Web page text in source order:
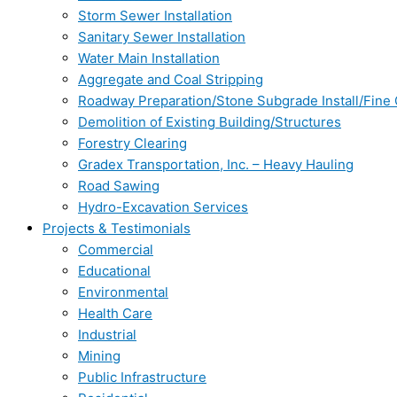
Storm Sewer Installation
Sanitary Sewer Installation
Water Main Installation
Aggregate and Coal Stripping
Roadway Preparation/Stone Subgrade Install/Fine
Demolition of Existing Building/Structures
Forestry Clearing
Gradex Transportation, Inc. – Heavy Hauling
Road Sawing
Hydro-Excavation Services
Projects & Testimonials
Commercial
Educational
Environmental
Health Care
Industrial
Mining
Public Infrastructure